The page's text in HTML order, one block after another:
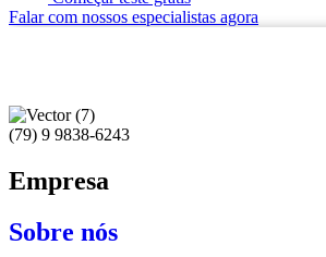
Falar com nossos especialistas agora
(79) 9 9838-6243
Empresa
Sobre nós